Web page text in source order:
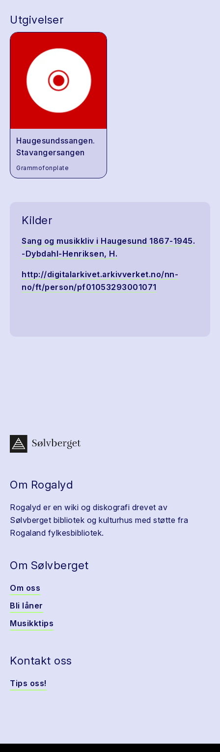
Utgivelser
Haugesundssangen.
Stavangersangen
Grammofonplate
Kilder
Sang og musikkliv i Haugesund 1867-1945.
-Dybdahl-Henriksen, H.
http://digitalarkivet.arkivverket.no/nn-
no/ft/person/pf01053293001071
Om Rogalyd
Rogalyd er en wiki og diskografi drevet av
Sølvberget bibliotek og kulturhus med støtte fra
Rogaland fylkesbibliotek.
Om Sølvberget
Om oss
Bli låner
Musikktips
Kontakt oss
Tips oss!